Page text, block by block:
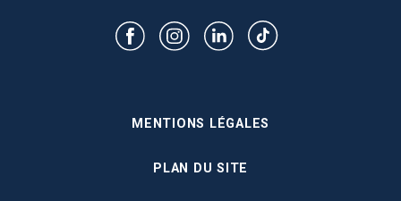
MENTIONS LÉGALES
PLAN DU SITE